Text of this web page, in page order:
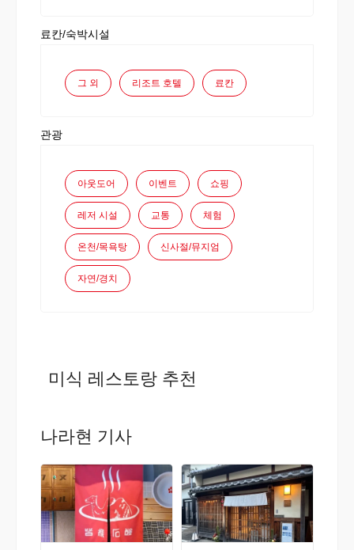
료칸/숙박시설
그 외 리조트 호텔 료칸
관광
아웃도어 이벤트 쇼핑
레저 시설 교통 체험
온천/목욕탕 신사절/뮤지엄
자연/경치
미식 레스토랑 추천
나라현 기사